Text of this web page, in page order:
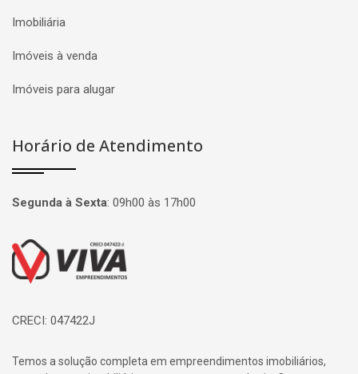
Imobiliária
Imóveis à venda
Imóveis para alugar
Horário de Atendimento
Segunda à Sexta: 09h00 às 17h00
Página inicial
CRECI: 047422J
Temos a solução completa em empreendimentos imobiliários,